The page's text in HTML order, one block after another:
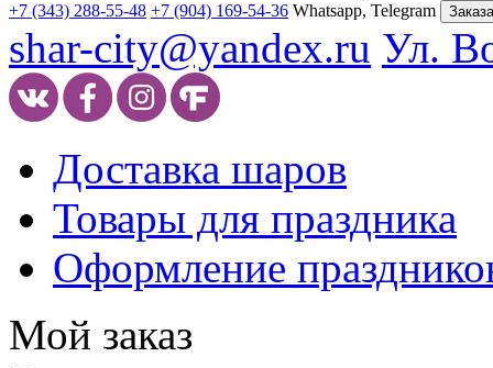
+7 (343) 288-55-48 +7 (904) 169-54-36 Whatsapp, Telegram
shar-city@yandex.ru Ул.
Доставка шаров
Товары для праздника
Оформление
Мой заказ